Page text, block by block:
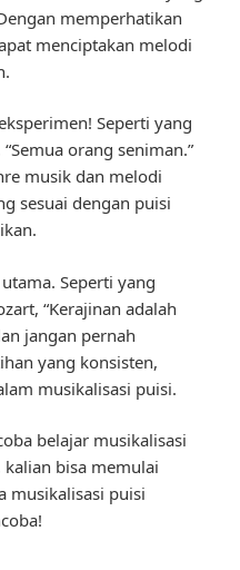
memperhatikan
menciptakan melodi
Seperti yang
orang seniman.”
musik dan melodi
sesuai dengan puisi
Seperti yang
“Kerajinan adalah
jangan pernah
yang konsisten,
musikalisasi puisi.
belajar musikalisasi
bisa memulai
musikalisasi puisi